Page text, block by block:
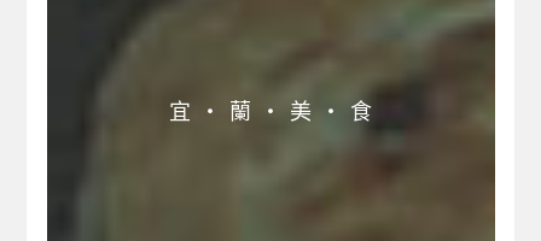
宜 ‧ 蘭 ‧ 美 ‧ 食